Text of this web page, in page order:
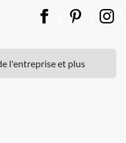
l'entreprise et plus